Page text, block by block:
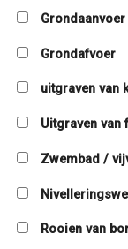
Grondaanvoer
Grondafvoer
uitgraven van
Uitgraven van
Zwembad /
Rooien van